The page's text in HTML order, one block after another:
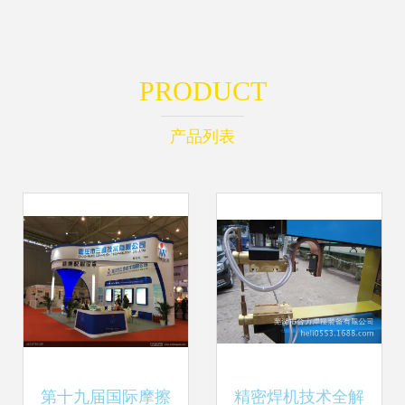
PRODUCT
产品列表
第十九届国际摩擦 精密焊机技术全解